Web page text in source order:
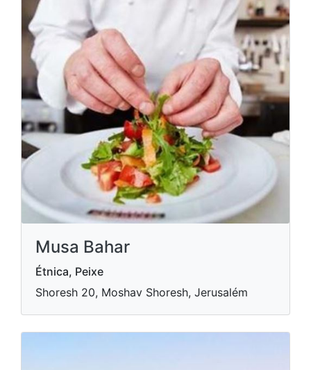
Musa Bahar
Étnica, Peixe
Shoresh 20, Moshav Shoresh, Jerusalém